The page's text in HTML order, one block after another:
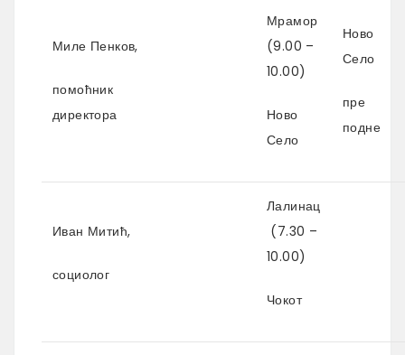
Миле Пенков,
помоћник
директора
Мрамор
(9.00 –
10.00)
Ново
Село
Ново
Село
пре
подне
Иван Митић,
социолог
Лалинац
(7.30 –
10.00)
Чокот